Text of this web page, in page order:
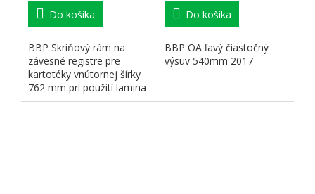
Do košíka
BBP Skriňový rám na
závesné registre pre
kartotéky vnútornej šírky
762 mm pri použití lamina
19 mm. Pre vnútornú...
Do košíka
BBP OA ľavý čiastočný
výsuv 540mm 2017